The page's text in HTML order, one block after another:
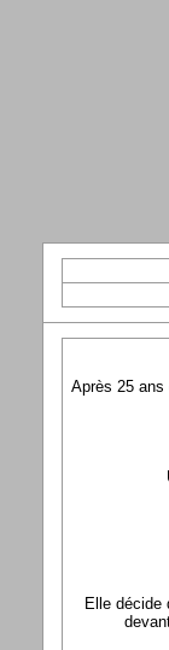
Après 25
Elle décide